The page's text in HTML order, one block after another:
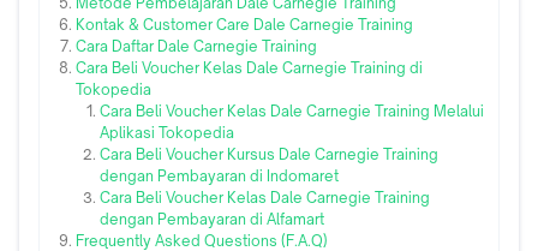
Kontak & Customer Care Dale Carnegie Training
Cara Daftar Dale Carnegie Training
Cara Beli Voucher Kelas Dale Carnegie Training di
Tokopedia
Cara Beli Voucher Kelas Dale Carnegie Training Melalui
Aplikasi Tokopedia
Cara Beli Voucher Kursus Dale Carnegie Training
dengan Pembayaran di Indomaret
Cara Beli Voucher Kelas Dale Carnegie Training
dengan Pembayaran di Alfamart
Frequently Asked Questions (F.A.Q)